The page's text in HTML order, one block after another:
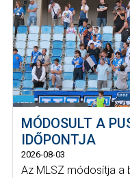
MÓDOSULT A
IDŐPONTJA
2026-08-03
Az MLSZ módosítja a